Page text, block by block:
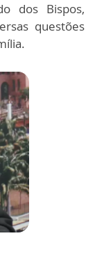
dos Bispos,
questões